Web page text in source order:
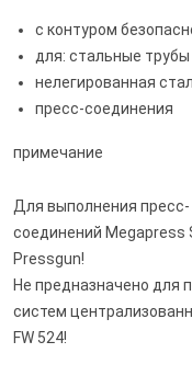
с контуром
для: стальные
нелегированная
пресс-соединения
примечание
Для выполнения пресс-
соединений Megapress
Pressgun!
Не предназначено для
систем
FW 524!